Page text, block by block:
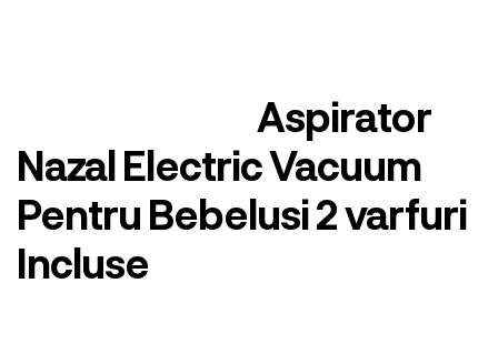
Aspirator
Nazal Electric Vacuum
Pentru Bebelusi 2 varfuri
Incluse